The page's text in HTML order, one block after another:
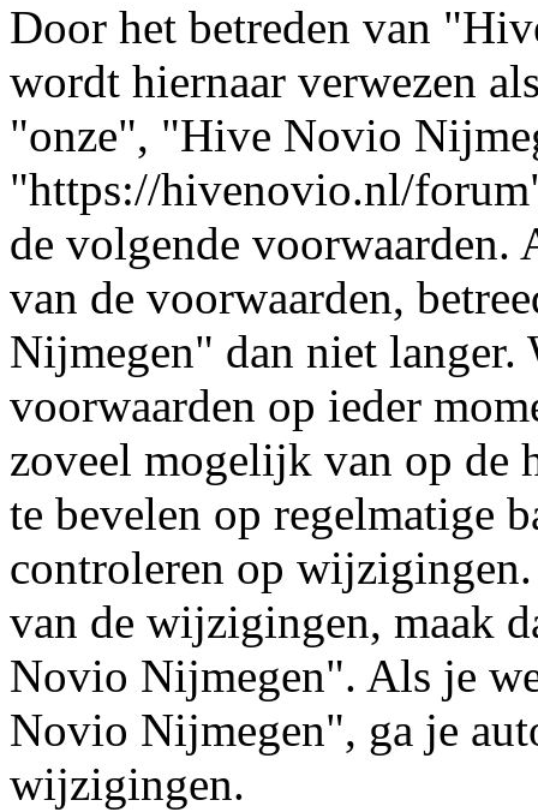
Door het betreden van
wordt hiernaar verwezen
"onze", "Hive Novio
"https://hivenovio.nl/
de volgende voorwaarden.
van de voorwaarden,
Nijmegen" dan niet langer.
voorwaarden op ieder
zoveel mogelijk van op de
te bevelen op regelmatige
controleren op
van de wijzigingen, maak
Novio Nijmegen". Als je
Novio Nijmegen", ga je
wijzigingen.